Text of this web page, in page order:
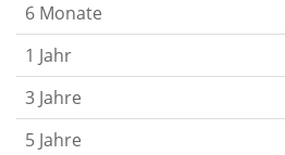
6 Monate
1 Jahr
3 Jahre
5 Jahre